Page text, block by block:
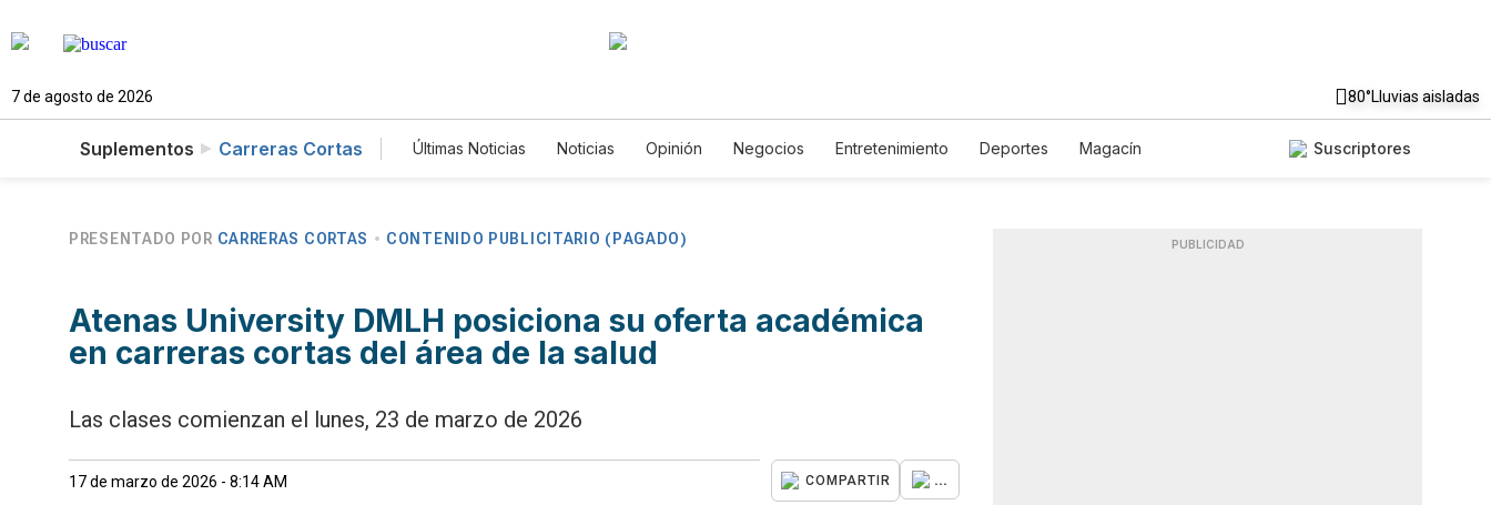
7 de agosto de 2026 80°Lluvias aisladas
Suplementos Carreras Cortas Últimas Noticias Noticias Opinión Negocios Entretenimiento Deportes
Magacín
Suscriptores
PRESENTADO POR CARRERAS CORTAS CONTENIDO PUBLICITARIO (PAGADO)
Atenas University DMLH posiciona su oferta académica
en carreras cortas del área de la salud
Las clases comienzan el lunes, 23 de marzo de 2026
17 de marzo de 2026 - 8:14 AM COMPARTIR ...
PUBLICIDAD